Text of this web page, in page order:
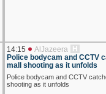
14:15 AlJazeera
H
Police bodycam and CCTV
mall shooting as it unfolds
Police bodycam and CCTV
shooting as it unfolds